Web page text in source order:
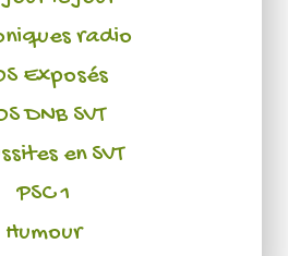
radio
Exposés
DNB SVT
en SVT
PSC 1
Humour